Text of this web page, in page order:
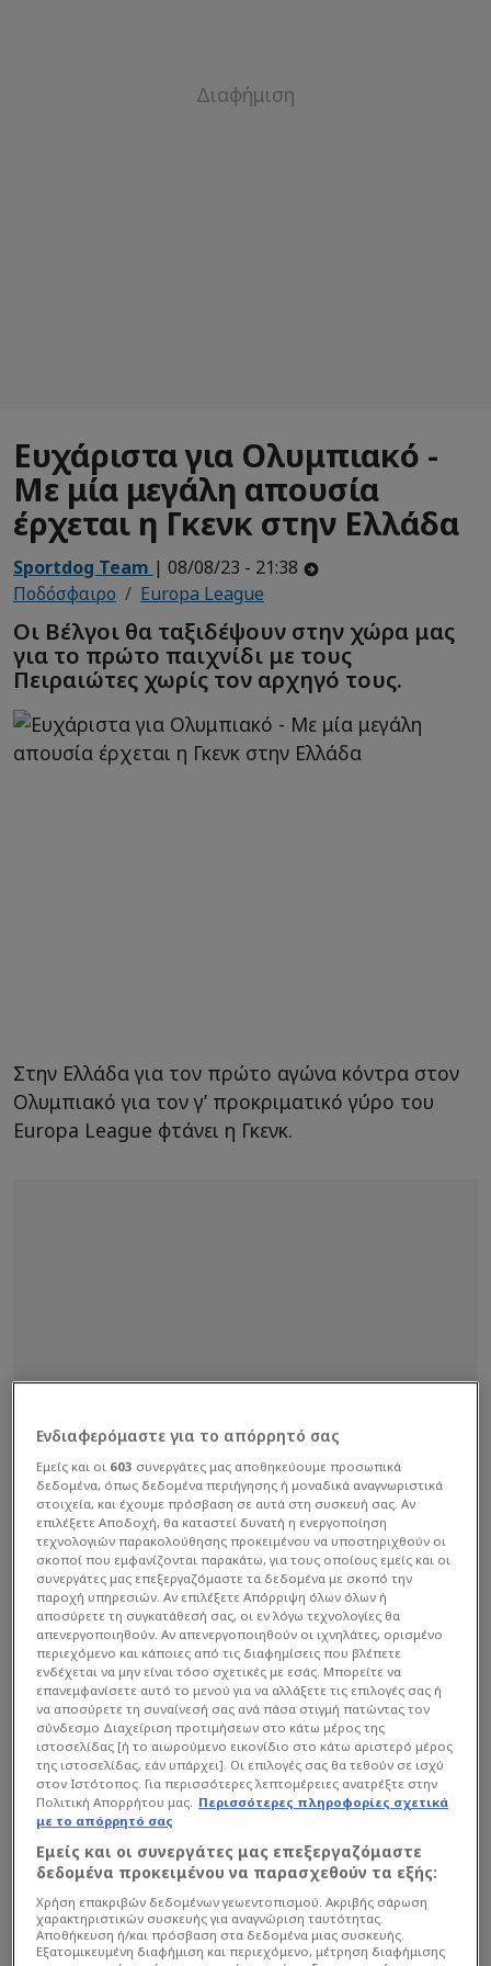
Ευχάριστα για Ολυμπιακό -
Με μία μεγάλη απουσία
έρχεται η Γκενκ στην Ελλάδα
Sportdog Team | 08/08/23 - 21:38
Ποδόσφαιρο
Europa League
Οι Βέλγοι θα ταξιδέψουν στην χώρα μας
για το πρώτο παιχνίδι με τους
Πειραιώτες χωρίς τον αρχηγό τους.
Στην Ελλάδα για τον πρώτο αγώνα κόντρα στον
Ολυμπιακό για τον γ’ προκριματικό γύρο του
Europa League φτάνει η Γκενκ.
Μάλιστα ο προπονητής της ομάδας, Βάουτερ
Βράνκεν, ανακοίνωσε την αποστολή με το όνομα
του Μπράιαν Χέινεν να μην βρίσκεται στη λίστα
Ενδιαφερόμαστε για το απόρρητό σας
Εμείς και οι 603 συνεργάτες μας αποθηκεύουμε προσωπικά
δεδομένα, όπως δεδομένα περιήγησης ή μοναδικά αναγνωριστικά
στοιχεία, και έχουμε πρόσβαση σε αυτά στη συσκευή σας. Αν
επιλέξετε Αποδοχή, θα καταστεί δυνατή η ενεργοποίηση
τεχνολογιών παρακολούθησης προκειμένου να υποστηριχθούν οι
σκοποί που εμφανίζονται παρακάτω, για τους οποίους εμείς και οι
συνεργάτες μας επεξεργαζόμαστε τα δεδομένα με σκοπό την
παροχή υπηρεσιών. Αν επιλέξετε Απόρριψη όλων όλων ή
αποσύρετε τη συγκατάθεσή σας, οι εν λόγω τεχνολογίες θα
απενεργοποιηθούν. Αν απενεργοποιηθούν οι ιχνηλάτες, ορισμένο
περιεχόμενο και κάποιες από τις διαφημίσεις που βλέπετε
ενδέχεται να μην είναι τόσο σχετικές με εσάς. Μπορείτε να
επανεμφανίσετε αυτό το μενού για να αλλάξετε τις επιλογές σας ή
να αποσύρετε τη συναίνεσή σας ανά πάσα στιγμή πατώντας τον
σύνδεσμο Διαχείριση προτιμήσεων στο κάτω μέρος της
ιστοσελίδας [ή το αιωρούμενο εικονίδιο στο κάτω αριστερό μέρος
της ιστοσελίδας, εάν υπάρχει]. Οι επιλογές σας θα τεθούν σε ισχύ
στον Ιστότοπος. Για περισσότερες λεπτομέρειες ανατρέξτε στην
Πολιτική Απορρήτου μας. Περισσότερες πληροφορίες σχετικά
με το απόρρητό σας
Εμείς και οι συνεργάτες μας επεξεργαζόμαστε
δεδομένα προκειμένου να παρασχεθούν τα εξής:
Χρήση επακριβών δεδομένων γεωεντοπισμού. Ακριβής σάρωση
χαρακτηριστικών συσκευής για αναγνώριση ταυτότητας.
Αποθήκευση ή/και πρόσβαση στα δεδομένα μιας συσκευής.
Εξατομικευμένη διαφήμιση και περιεχόμενο, μέτρηση διαφήμισης